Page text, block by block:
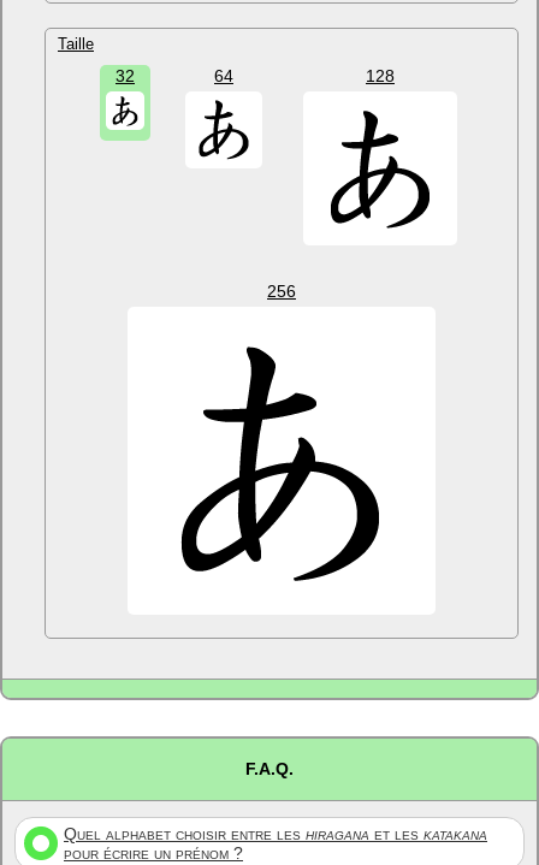
Taille
32 64 128
256
F.A.Q.
Quel alphabet choisir entre les hiragana et les katakana
pour écrire un prénom ?